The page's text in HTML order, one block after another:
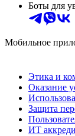
Боты для
Мобильное
Этика и
Оказание
Защита
ИТ